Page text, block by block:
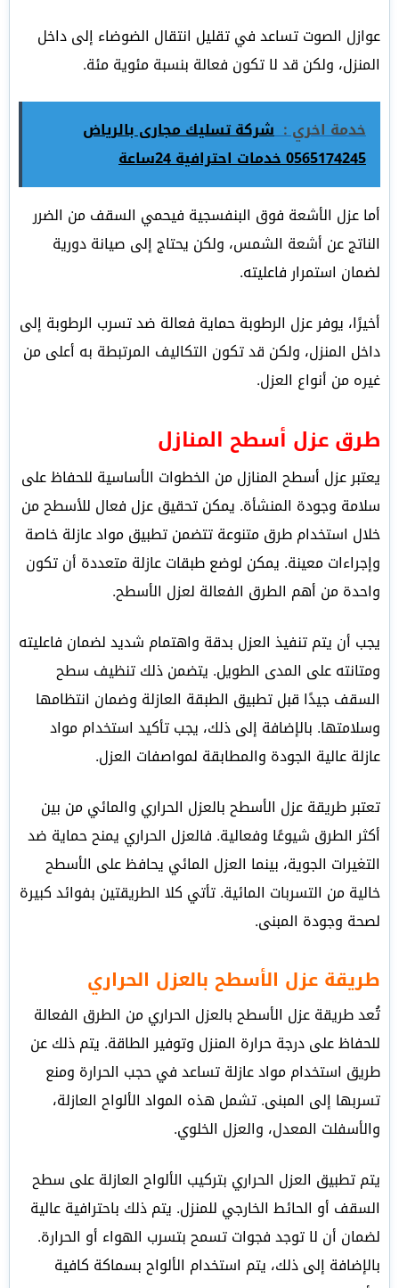
عوازل الصوت تساعد في تقليل انتقال الضوضاء إلى داخل
المنزل، ولكن قد لا تكون فعالة بنسبة مئوية مئة.
خدمة اخري : شركة تسليك مجارى بالرياض
0565174245 خدمات احترافية 24ساعة
أما عزل الأشعة فوق البنفسجية فيحمي السقف من الضرر
الناتج عن أشعة الشمس، ولكن يحتاج إلى صيانة دورية
لضمان استمرار فاعليته.
أخيرًا، يوفر عزل الرطوبة حماية فعالة ضد تسرب الرطوبة إلى
داخل المنزل، ولكن قد تكون التكاليف المرتبطة به أعلى من
غيره من أنواع العزل.
طرق عزل أسطح المنازل
يعتبر عزل أسطح المنازل من الخطوات الأساسية للحفاظ على
سلامة وجودة المنشأة. يمكن تحقيق عزل فعال للأسطح من
خلال استخدام طرق متنوعة تتضمن تطبيق مواد عازلة خاصة
وإجراءات معينة. يمكن لوضع طبقات عازلة متعددة أن تكون
واحدة من أهم الطرق الفعالة لعزل الأسطح.
يجب أن يتم تنفيذ العزل بدقة واهتمام شديد لضمان فاعليته
ومتانته على المدى الطويل. يتضمن ذلك تنظيف سطح
السقف جيدًا قبل تطبيق الطبقة العازلة وضمان انتظامها
وسلامتها. بالإضافة إلى ذلك، يجب تأكيد استخدام مواد
عازلة عالية الجودة والمطابقة لمواصفات العزل.
تعتبر طريقة عزل الأسطح بالعزل الحراري والمائي من بين
أكثر الطرق شيوعًا وفعالية. فالعزل الحراري يمنح حماية ضد
التغيرات الجوية، بينما العزل المائي يحافظ على الأسطح
خالية من التسربات المائية. تأتي كلا الطريقتين بفوائد كبيرة
لصحة وجودة المبنى.
طريقة عزل الأسطح بالعزل الحراري
تُعد طريقة عزل الأسطح بالعزل الحراري من الطرق الفعالة
للحفاظ على درجة حرارة المنزل وتوفير الطاقة. يتم ذلك عن
طريق استخدام مواد عازلة تساعد في حجب الحرارة ومنع
تسربها إلى المبنى. تشمل هذه المواد الألواح العازلة،
والأسفلت المعدل، والعزل الخلوي.
يتم تطبيق العزل الحراري بتركيب الألواح العازلة على سطح
السقف أو الحائط الخارجي للمنزل. يتم ذلك باحترافية عالية
لضمان أن لا توجد فجوات تسمح بتسرب الهواء أو الحرارة.
بالإضافة إلى ذلك، يتم استخدام الألواح بسماكة كافية